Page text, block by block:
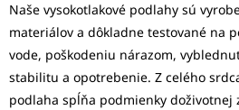
Naše vysokotlakové podlahy sú
materiálov a dôkladne testované na
vode, poškodeniu nárazom,
stabilitu a opotrebenie. Z celého
podlaha spĺňa podmienky doživotnej